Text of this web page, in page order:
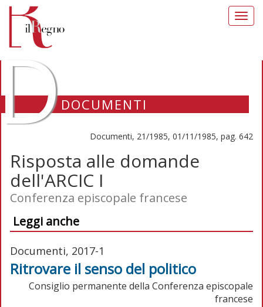
DOCUMENTI
Documenti, 21/1985, 01/11/1985, pag. 642
Risposta alle domande
dell'ARCIC I
Conferenza episcopale francese
Leggi anche
Documenti, 2017-1
Ritrovare il senso del politico
Consiglio permanente della Conferenza episcopale
francese